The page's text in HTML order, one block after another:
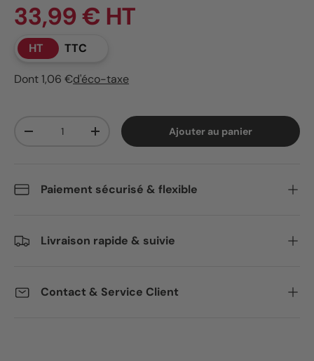
33,99 € HT
HT TTC
Dont 1,06 €d'éco-taxe
Diminuer la quantitéAugmenter la quantitéAjouter au panier
Paiement sécurisé & flexible
Livraison rapide & suivie
Contact & Service Client